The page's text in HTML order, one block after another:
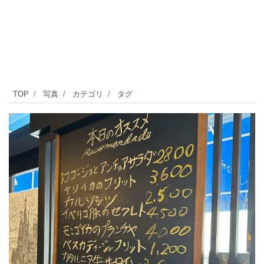
ス
ペ
イ
ン
理
専
門
店
「エ
TOP 写真 カテゴリ タグ